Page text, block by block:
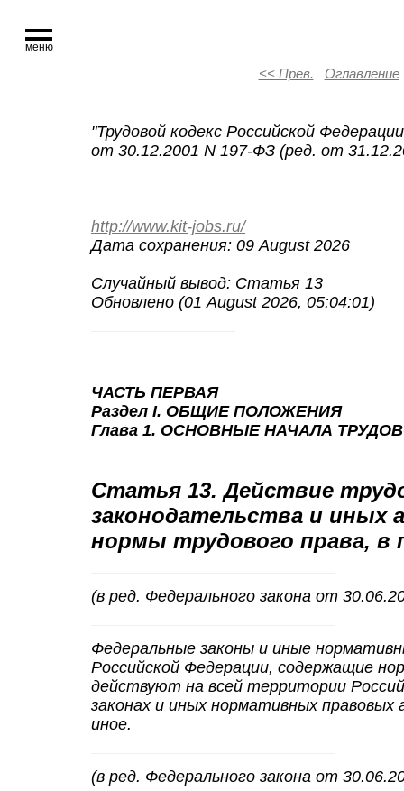
<< Прев. Оглавление
"Трудовой кодекс Российской Федерации
от 30.12.2001 N 197-ФЗ (ред. от
http://www.kit-jobs.ru/
Дата сохранения: 09 August 2026
Случайный вывод: Статья 13
Обновлено (01 August 2026, 05:04:01)
ЧАСТЬ ПЕРВАЯ
Раздел I. ОБЩИЕ ПОЛОЖЕНИЯ
Глава 1. ОСНОВНЫЕ НАЧАЛА
Статья 13. Действие
законодательства и иных
нормы трудового права, в
(в ред. Федерального закона от
Федеральные законы и иные
Российской Федерации, содержащие
действуют на всей территории
законах и иных нормативных правовых
иное.
(в ред. Федерального закона от
меню